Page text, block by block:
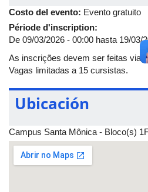
com aulas presenciais na sala 223
Santa Mônica. As atividades do
para Jovens Autistas” serão
Fagen ou por pessoas com notório
empreendedorismo. Para mais
EDITAL.
Costo del evento: Evento gratuito
Période d'inscription:
De 09/03/2026 - 00:00 hasta 19/03/
As inscrições devem ser feitas via
Vagas limitadas a 15 cursistas.
Ubicación
Campus Santa Mônica - Bloco(s)